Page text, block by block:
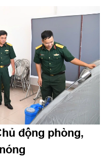
quân số khỏe cho học tập,
động phòng,